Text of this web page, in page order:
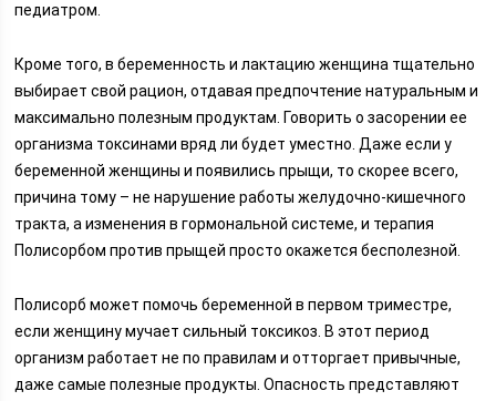
педиатром.
Кроме того, в беременность и лактацию женщина тщательно
выбирает свой рацион, отдавая предпочтение натуральным и
максимально полезным продуктам. Говорить о засорении ее
организма токсинами вряд ли будет уместно. Даже если у
беременной женщины и появились прыщи, то скорее всего,
причина тому – не нарушение работы желудочно-кишечного
тракта, а изменения в гормональной системе, и терапия
Полисорбом против прыщей просто окажется бесполезной.
Полисорб может помочь беременной в первом триместре,
если женщину мучает сильный токсикоз. В этот период
организм работает не по правилам и отторгает привычные,
даже самые полезные продукты. Опасность представляют